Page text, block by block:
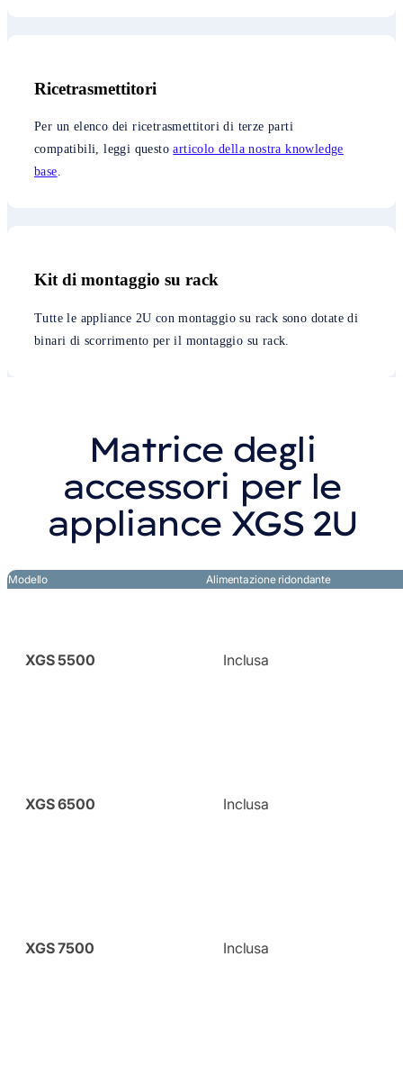
Ricetrasmettitori
Per un elenco dei ricetrasmettitori di terze parti
compatibili, leggi questoarticolo della nostra knowledge
base.
Kit di montaggio su rack
Tutte le appliance 2U con montaggio su rack sono dotate di
binari di scorrimento per il montaggio su rack.
Matrice degli
accessori per le
appliance XGS 2U
Modello Alimentazione ridondante
XGS 5500 Inclusa
XGS 6500 Inclusa
XGS 7500 Inclusa